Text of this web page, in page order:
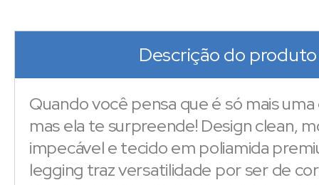
Descrição do produto
Quando você pensa que é só mais uma
mas ela te surpreende! Design clean,
impecável e tecido em poliamida
legging traz versatilidade por ser de